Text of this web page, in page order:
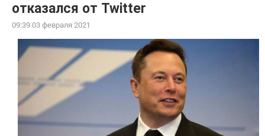
отказался от Twitter
09:39 03 февраля 2021